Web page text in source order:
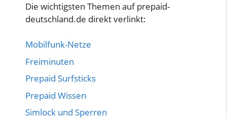
Die wichtigsten Themen auf prepaid-
deutschland.de direkt verlinkt:
Mobilfunk-Netze
Freiminuten
Prepaid Surfsticks
Prepaid Wissen
Simlock und Sperren